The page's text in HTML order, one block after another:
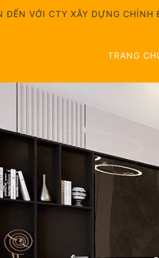
ĐẾN VỚI CTY XÂY DỰNG CHÍNH
TRANG